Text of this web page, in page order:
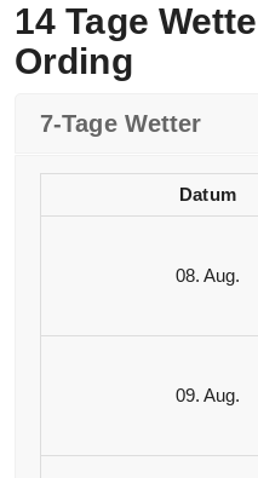
14 Tage
Ording
7-Tage Wetter
Datum
08. Aug.
09. Aug.